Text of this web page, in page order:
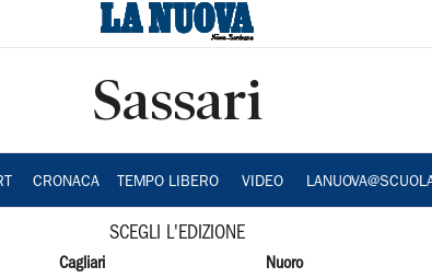
Sassari
CRONACA TEMPO LIBERO VIDEO
SCEGLI L'EDIZIONE
Cagliari Nuoro